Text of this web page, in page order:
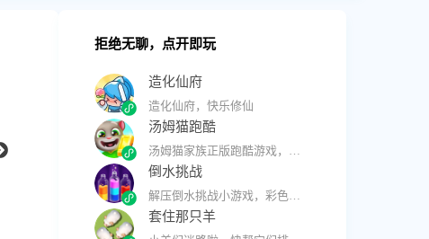
拒绝无聊，点开即玩
造化仙府
造化仙府，快乐修仙
汤姆猫跑酷
倒水挑战
套住那只羊